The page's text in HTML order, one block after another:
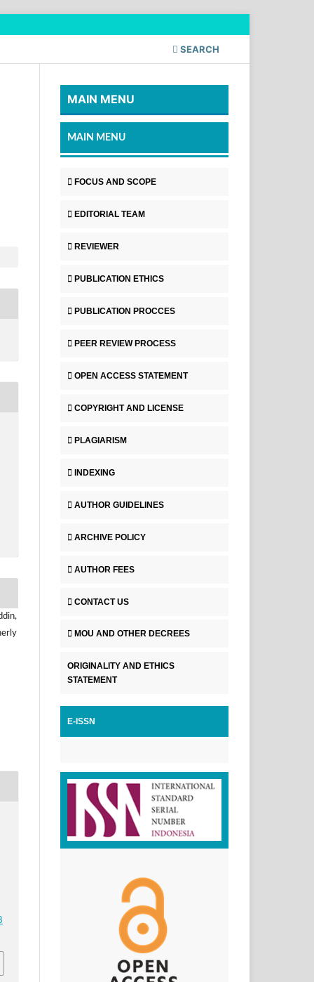
SEARCH
MAIN MENU
MAIN MENU
FOCUS AND SCOPE
EDITORIAL TEAM
REVIEWER
PUBLICATION ETHICS
PUBLICATION PROCCES
PEER REVIEW PROCESS
OPEN ACCESS STATEMENT
COPYRIGHT AND LICENSE
PLAGIARISM
INDEXING
AUTHOR GUIDELINES
ARCHIVE POLICY
AUTHOR FEES
CONTACT US
MOU AND OTHER DECREES
ORIGINALITY AND ETHICS
STATEMENT
E-ISSN